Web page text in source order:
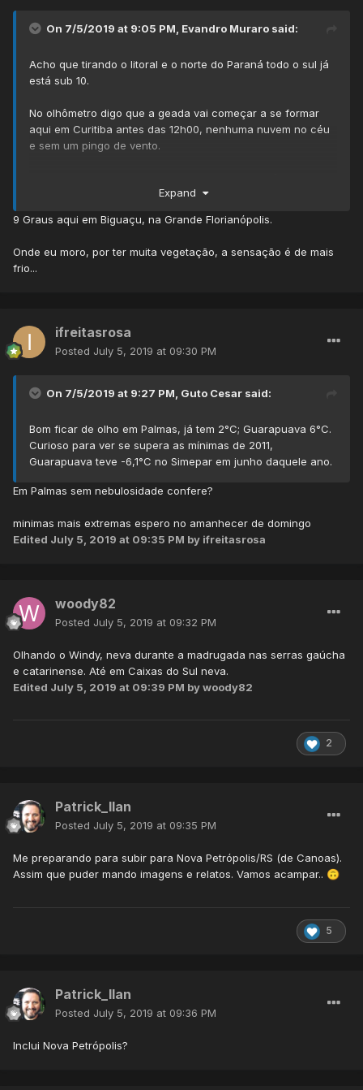
On 7/5/2019 at 9:05 PM, Evandro Muraro said:
Acho que tirando o litoral e o norte do Paraná todo o sul já
está sub 10.
No olhômetro digo que a geada vai começar a se formar
aqui em Curitiba antes das 12h00, nenhuma nuvem no céu
e sem um pingo de vento.
Expand
9 Graus aqui em Biguaçu, na Grande Florianópolis.
Onde eu moro, por ter muita vegetação, a sensação é de mais
frio...
ifreitasrosa
Posted July 5, 2019 at 09:30 PM
On 7/5/2019 at 9:27 PM, Guto Cesar said:
Bom ficar de olho em Palmas, já tem 2°C; Guarapuava 6°C.
Curioso para ver se supera as mínimas de 2011,
Guarapuava teve -6,1°C no Simepar em junho daquele ano.
Em Palmas sem nebulosidade confere?
minimas mais extremas espero no amanhecer de domingo
Edited July 5, 2019 at 09:35 PM by ifreitasrosa
woody82
Posted July 5, 2019 at 09:32 PM
Olhando o Windy, neva durante a madrugada nas serras gaúcha
e catarinense. Até em Caixas do Sul neva.
Edited July 5, 2019 at 09:39 PM by woody82
2
Patrick_Ilan
Posted July 5, 2019 at 09:35 PM
Me preparando para subir para Nova Petrópolis/RS (de Canoas).
Assim que puder mando imagens e relatos. Vamos acampar.. 🙃
5
Patrick_Ilan
Posted July 5, 2019 at 09:36 PM
Inclui Nova Petrópolis?